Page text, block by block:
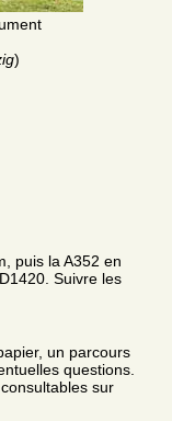
)
puis la A352 en
Suivre les
un parcours
questions.
sur